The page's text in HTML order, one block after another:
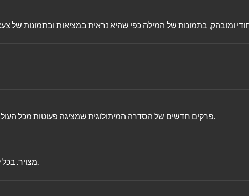
פרקים חדשים של הסדרה המיתולוגית שמציגה פעוטות מכל העולם מגלים דברים נפלאים כמו מוזיקה, צבעים, צורות ומשחקים.
מצויר. בכל לילה כשהחושך יורד, קורים דברים מופלאים בעולם ובשמיים.